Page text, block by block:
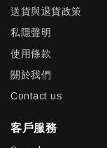
送貨與退貨政策
私隱聲明
使用條款
關於我們
Contact us
客戶服務